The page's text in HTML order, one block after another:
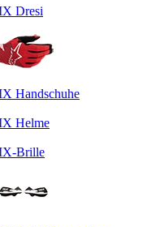
Dresi
Handschuhe
Helme
Brille